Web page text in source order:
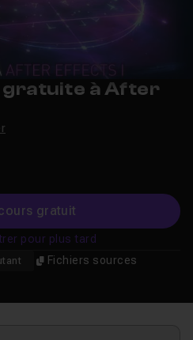
gratuite à After
gratuit
Fichiers sources
pour plus tard